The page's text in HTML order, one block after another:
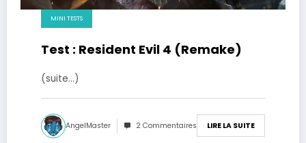
MINI TESTS
Test : Resident Evil 4 (Remake)
(suite…)
AngelMaster 2 Commentaires LIRE LA SUITE